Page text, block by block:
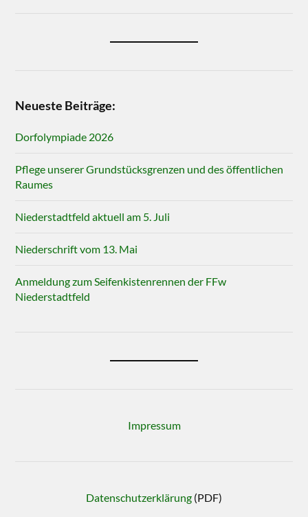
Neueste Beiträge:
Dorfolympiade 2026
Pflege unserer Grundstücksgrenzen und des öffentlichen
Raumes
Niederstadtfeld aktuell am 5. Juli
Niederschrift vom 13. Mai
Anmeldung zum Seifenkistenrennen der FFw
Niederstadtfeld
Impressum
Datenschutzerklärung (PDF)